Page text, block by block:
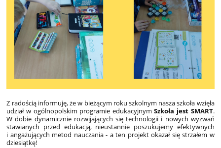
Z radością informuję, że w bieżącym roku szkolnym nasza szkoła wzięła
udział w ogólnopolskim programie edukacyjnymSzkoła jest SMART.
W dobie dynamicznie rozwijających się technologii i nowych wyzwań
stawianych przed edukacją, nieustannie poszukujemy efektywnych
i angażujących metod nauczania - a ten projekt okazał się strzałem w
dziesiątkę!